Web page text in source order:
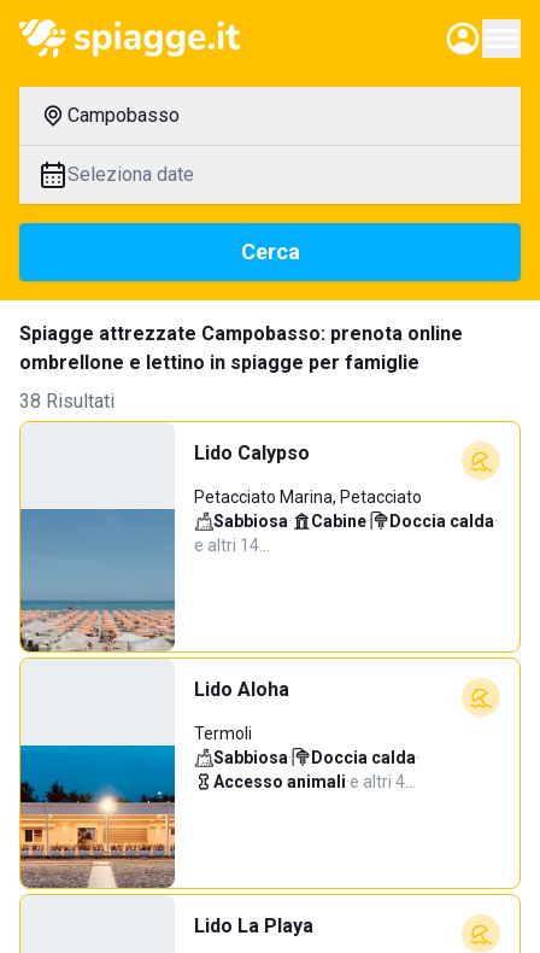
Campobasso
Seleziona date
Cerca
Spiagge attrezzate Campobasso: prenota online
ombrellone e lettino in spiagge per famiglie
38 Risultati
Lido Calypso
Petacciato Marina, Petacciato
Sabbiosa· Cabine· Doccia calda·
e altri 14…
Lido Aloha
Termoli
Sabbiosa· Doccia calda·
Accesso animali·e altri 4…
Lido La Playa